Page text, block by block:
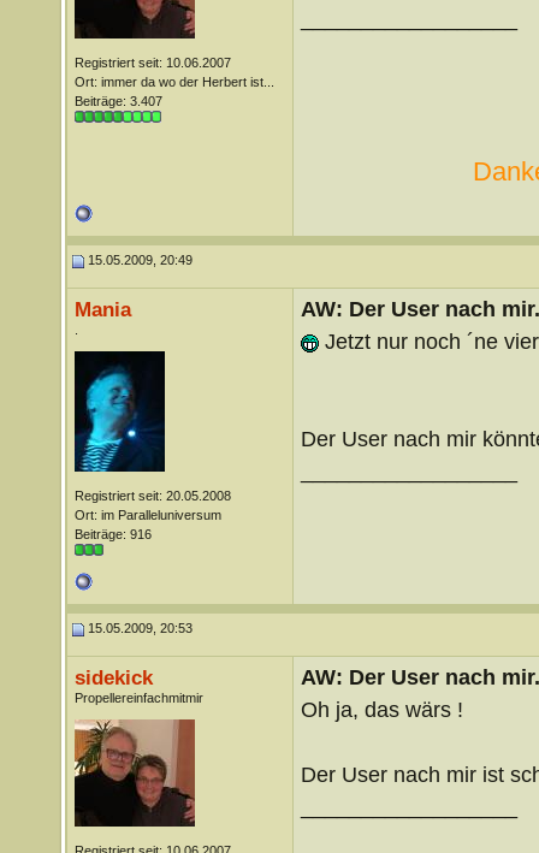
Registriert seit: 10.06.2007
Ort: immer da wo der Herbert ist...
Beiträge: 3.407
15.05.2009, 20:49
Mania
Registriert seit: 20.05.2008
Ort: im Paralleluniversum
Beiträge: 916
AW: Der User nach
Jetzt nur noch ´ne
Der User nach mir
15.05.2009, 20:53
sidekick
Propellereinfachmitmir
AW: Der User nach
Oh ja, das wärs !
Der User nach mir ist